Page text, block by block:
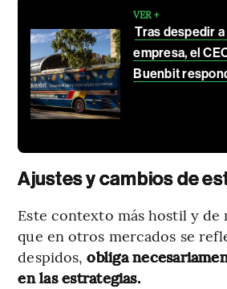
VER +
Tras despedir
empresa, el
Buenbit
Ajustes y cambios de
Este contexto más hostil y de
que en otros mercados se
despidos,obliga
en las estrategias.